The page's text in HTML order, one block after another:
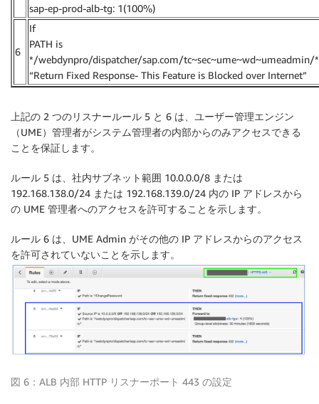
sap-ep-prod-alb-tg: 1(100%)
6
If
PATH is
*/webdynpro/dispatcher/sap.com/tc~sec~ume~wd~umeadmin/*
“Return Fixed Response- This Feature is Blocked over Internet”
上記の 2 つのリスナールール 5 と 6 は、ユーザー管理エンジン
（UME）管理者がシステム管理者の内部からのみアクセスできる
ことを保証します。
ルール 5 は、社内サブネット範囲 10.0.0.0/8 または
192.168.138.0/24 または 192.168.139.0/24 内の IP アドレスから
の UME 管理者へのアクセスを許可することを示します。
ルール 6 は、UME Admin がその他の IP アドレスからのアクセス
を許可されていないことを示します。
図 6：ALB 内部 HTTP リスナーポート 443 の設定